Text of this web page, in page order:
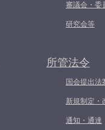
審議会・委
研究会等
所管法令
国会提出法
新規制定・
通知・通達